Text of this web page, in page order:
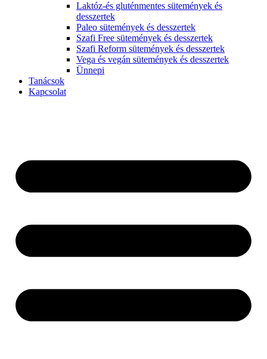
Laktóz-és gluténmentes sütemények és
desszertek
Paleo sütemények és desszertek
Szafi Free sütemények és desszertek
Szafi Reform sütemények és desszertek
Vega és vegán sütemények és desszertek
Ünnepi
Tanácsok
Kapcsolat